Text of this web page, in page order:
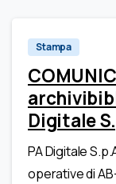
Stampa
Digitale
PA Digitale
operative di